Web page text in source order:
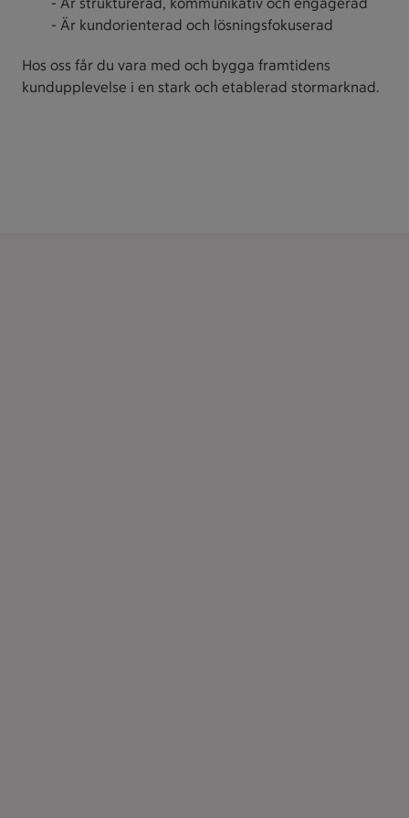
- Är kundorienterad och lösningsfokuserad
Hos oss får du vara med och bygga framtidens
kundupplevelse i en stark och etablerad stormarknad.